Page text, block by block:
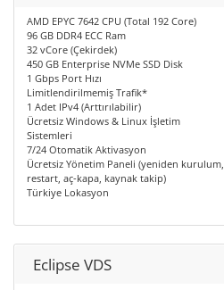
AMD EPYC 7642 CPU (Total 192 Core)
96 GB DDR4 ECC Ram
32 vCore (Çekirdek)
450 GB Enterprise NVMe SSD Disk
1 Gbps Port Hızı
Limitlendirilmemiş Trafik*
1 Adet IPv4 (Arttırılabilir)
Ücretsiz Windows & Linux İşletim
Sistemleri
7/24 Otomatik Aktivasyon
Ücretsiz Yönetim Paneli (yeniden kurulum,
restart, aç-kapa, kaynak takip)
Türkiye Lokasyon
Eclipse VDS